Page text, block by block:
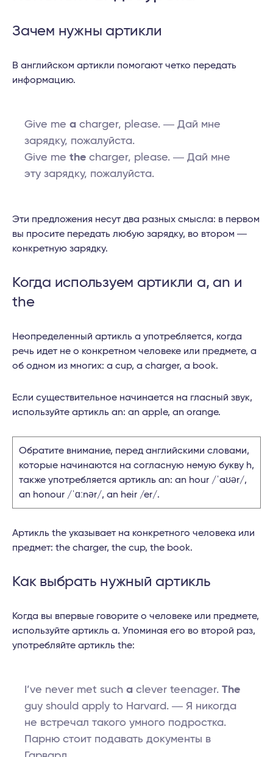
Зачем нужны артикли
В английском артикли помогают четко передать
информацию.
Give me a charger, please. ― Дай мне
зарядку, пожалуйста.
Give me the charger, please. ― Дай мне
эту зарядку, пожалуйста.
Эти предложения несут два разных смысла: в первом
вы просите передать любую зарядку, во втором ―
конкретную зарядку.
Когда используем артикли a, an и
the
Неопределенный артикль a употребляется, когда
речь идет не о конкретном человеке или предмете, а
об одном из многих: a cup, a charger, a book.
Если существительное начинается на гласный звук,
используйте артикль an: an apple, an orange.
Обратите внимание, перед английскими словами,
которые начинаются на согласную немую букву h,
также употребляется артикль an: an hour /ˈaʊər/,
an honour /ˈɑːnər/, an heir /er/.
Артикль the указывает на конкретного человека или
предмет: the charger, the cup, the book.
Как выбрать нужный артикль
Когда вы впервые говорите о человеке или предмете,
используйте артикль a. Упоминая его во второй раз,
употребляйте артикль the:
I’ve never met such a clever teenager. The
guy should apply to Harvard. ― Я никогда
не встречал такого умного подростка.
Парню стоит подавать документы в